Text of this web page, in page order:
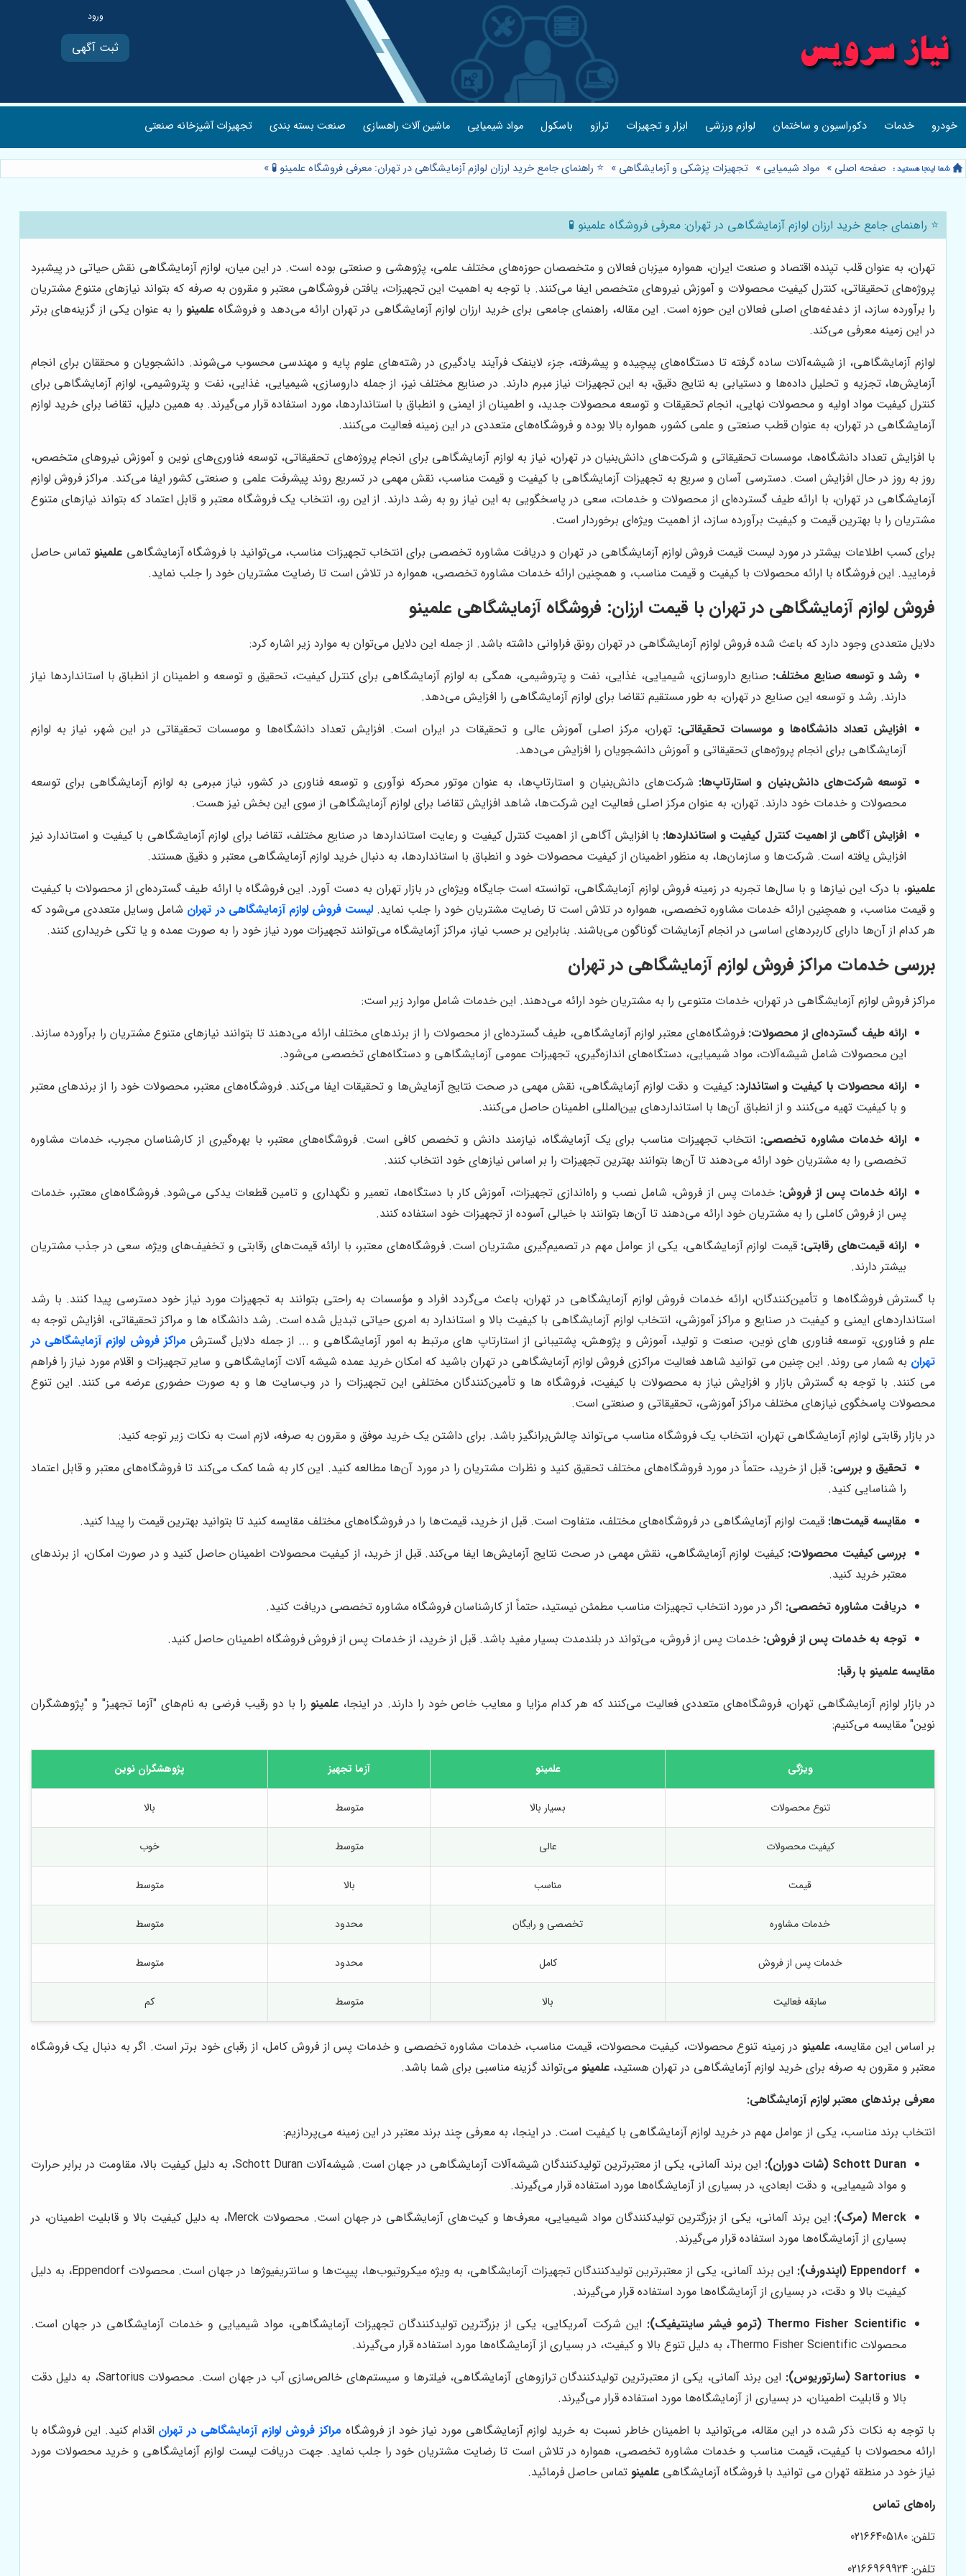
ثبت آگهی
خودرو خدمات دکوراسیون و ساختمان لوازم ورزشی ابزار و تجهیزات ترازو باسکول مواد شیمیایی ماشین آلات راهسازی صنعت بسته بندی تجهیزات آشپزخانه صنعتی
صفحه اصلی » مواد شیمیایی » تجهیزات پزشکی و آزمایشگاهی » ⭐️ راهنمای جامع خرید ارزان لوازم آزمایشگاهی در تهران: معرفی فروشگاه علمینو 🧪 »
⭐️ راهنمای جامع خرید ارزان لوازم آزمایشگاهی در تهران: معرفی فروشگاه علمینو 🧪
تهران، به عنوان قلب تپنده اقتصاد و صنعت ایران، همواره میزبان فعالان و متخصصان حوزه‌های مختلف علمی، پژوهشی و صنعتی بوده است. در این میان، لوازم آزمایشگاهی نقش حیاتی در پیشبرد
پروژه‌های تحقیقاتی، کنترل کیفیت محصولات و آموزش نیروهای متخصص ایفا می‌کنند. با توجه به اهمیت این تجهیزات، یافتن فروشگاهی معتبر و مقرون به صرفه که بتواند نیازهای متنوع مشتریان
را برآورده سازد، از دغدغه‌های اصلی فعالان این حوزه است. این مقاله، راهنمای جامعی برای خرید ارزان لوازم آزمایشگاهی در تهران ارائه می‌دهد و فروشگاه علمینورا به عنوان یکی از گزینه‌های برتر
در این زمینه معرفی می‌کند.
لوازم آزمایشگاهی، از شیشه‌آلات ساده گرفته تا دستگاه‌های پیچیده و پیشرفته، جزء لاینفک فرآیند یادگیری در رشته‌های علوم پایه و مهندسی محسوب می‌شوند. دانشجویان و محققان برای انجام
آزمایش‌ها، تجزیه و تحلیل داده‌ها و دستیابی به نتایج دقیق، به این تجهیزات نیاز مبرم دارند. در صنایع مختلف نیز، از جمله داروسازی، شیمیایی، غذایی، نفت و پتروشیمی، لوازم آزمایشگاهی برای
کنترل کیفیت مواد اولیه و محصولات نهایی، انجام تحقیقات و توسعه محصولات جدید، و اطمینان از ایمنی و انطباق با استانداردها، مورد استفاده قرار می‌گیرند. به همین دلیل، تقاضا برای خرید لوازم
آزمایشگاهی در تهران، به عنوان قطب صنعتی و علمی کشور، همواره بالا بوده و فروشگاه‌های متعددی در این زمینه فعالیت می‌کنند.
با افزایش تعداد دانشگاه‌ها، موسسات تحقیقاتی و شرکت‌های دانش‌بنیان در تهران، نیاز به لوازم آزمایشگاهی برای انجام پروژه‌های تحقیقاتی، توسعه فناوری‌های نوین و آموزش نیروهای متخصص،
روز به روز در حال افزایش است. دسترسی آسان و سریع به تجهیزات آزمایشگاهی با کیفیت و قیمت مناسب، نقش مهمی در تسریع روند پیشرفت علمی و صنعتی کشور ایفا می‌کند. مراکز فروش لوازم
آزمایشگاهی در تهران، با ارائه طیف گسترده‌ای از محصولات و خدمات، سعی در پاسخگویی به این نیاز رو به رشد دارند. از این رو، انتخاب یک فروشگاه معتبر و قابل اعتماد که بتواند نیازهای متنوع
مشتریان را با بهترین قیمت و کیفیت برآورده سازد، از اهمیت ویژه‌ای برخوردار است.
برای کسب اطلاعات بیشتر در مورد لیست قیمت فروش لوازم آزمایشگاهی در تهران و دریافت مشاوره تخصصی برای انتخاب تجهیزات مناسب، می‌توانید با فروشگاه آزمایشگاهی علمینوتماس حاصل
فرمایید. این فروشگاه با ارائه محصولات با کیفیت و قیمت مناسب، و همچنین ارائه خدمات مشاوره تخصصی، همواره در تلاش است تا رضایت مشتریان خود را جلب نماید.
فروش لوازم آزمایشگاهی در تهران با قیمت ارزان: فروشگاه آزمایشگاهی علمینو
دلایل متعددی وجود دارد که باعث شده فروش لوازم آزمایشگاهی در تهران رونق فراوانی داشته باشد. از جمله این دلایل می‌توان به موارد زیر اشاره کرد:
رشد و توسعه صنایع مختلف: صنایع داروسازی، شیمیایی، غذایی، نفت و پتروشیمی، همگی به لوازم آزمایشگاهی برای کنترل کیفیت، تحقیق و توسعه و اطمینان از انطباق با استانداردها نیاز
دارند. رشد و توسعه این صنایع در تهران، به طور مستقیم تقاضا برای لوازم آزمایشگاهی را افزایش می‌دهد.
افزایش تعداد دانشگاه‌ها و موسسات تحقیقاتی: تهران، مرکز اصلی آموزش عالی و تحقیقات در ایران است. افزایش تعداد دانشگاه‌ها و موسسات تحقیقاتی در این شهر، نیاز به لوازم
آزمایشگاهی برای انجام پروژه‌های تحقیقاتی و آموزش دانشجویان را افزایش می‌دهد.
توسعه شرکت‌های دانش‌بنیان و استارتاپ‌ها: شرکت‌های دانش‌بنیان و استارتاپ‌ها، به عنوان موتور محرکه نوآوری و توسعه فناوری در کشور، نیاز مبرمی به لوازم آزمایشگاهی برای توسعه
محصولات و خدمات خود دارند. تهران، به عنوان مرکز اصلی فعالیت این شرکت‌ها، شاهد افزایش تقاضا برای لوازم آزمایشگاهی از سوی این بخش نیز هست.
افزایش آگاهی از اهمیت کنترل کیفیت و استانداردها: با افزایش آگاهی از اهمیت کنترل کیفیت و رعایت استانداردها در صنایع مختلف، تقاضا برای لوازم آزمایشگاهی با کیفیت و استاندارد نیز
افزایش یافته است. شرکت‌ها و سازمان‌ها، به منظور اطمینان از کیفیت محصولات خود و انطباق با استانداردها، به دنبال خرید لوازم آزمایشگاهی معتبر و دقیق هستند.
علمینو، با درک این نیازها و با سال‌ها تجربه در زمینه فروش لوازم آزمایشگاهی، توانسته است جایگاه ویژه‌ای در بازار تهران به دست آورد. این فروشگاه با ارائه طیف گسترده‌ای از محصولات با کیفیت
و قیمت مناسب، و همچنین ارائه خدمات مشاوره تخصصی، همواره در تلاش است تا رضایت مشتریان خود را جلب نماید.لیست فروش لوازم آزمایشگاهی در تهران شامل وسایل متعددی می‌شود که
هر کدام از آن‌ها دارای کاربردهای اساسی در انجام آزمایشات گوناگون می‌باشند. بنابراین بر حسب نیاز، مراکز آزمایشگاه می‌توانند تجهیزات مورد نیاز خود را به صورت عمده و یا تکی خریداری کنند.
بررسی خدمات مراکز فروش لوازم آزمایشگاهی در تهران
مراکز فروش لوازم آزمایشگاهی در تهران، خدمات متنوعی را به مشتریان خود ارائه می‌دهند. این خدمات شامل موارد زیر است:
ارائه طیف گسترده‌ای از محصولات: فروشگاه‌های معتبر لوازم آزمایشگاهی، طیف گسترده‌ای از محصولات را از برندهای مختلف ارائه می‌دهند تا بتوانند نیازهای متنوع مشتریان را برآورده سازند.
این محصولات شامل شیشه‌آلات، مواد شیمیایی، دستگاه‌های اندازه‌گیری، تجهیزات عمومی آزمایشگاهی و دستگاه‌های تخصصی می‌شود.
ارائه محصولات با کیفیت و استاندارد: کیفیت و دقت لوازم آزمایشگاهی، نقش مهمی در صحت نتایج آزمایش‌ها و تحقیقات ایفا می‌کند. فروشگاه‌های معتبر، محصولات خود را از برندهای معتبر
و با کیفیت تهیه می‌کنند و از انطباق آن‌ها با استانداردهای بین‌المللی اطمینان حاصل می‌کنند.
ارائه خدمات مشاوره تخصصی: انتخاب تجهیزات مناسب برای یک آزمایشگاه، نیازمند دانش و تخصص کافی است. فروشگاه‌های معتبر، با بهره‌گیری از کارشناسان مجرب، خدمات مشاوره
تخصصی را به مشتریان خود ارائه می‌دهند تا آن‌ها بتوانند بهترین تجهیزات را بر اساس نیازهای خود انتخاب کنند.
ارائه خدمات پس از فروش: خدمات پس از فروش، شامل نصب و راه‌اندازی تجهیزات، آموزش کار با دستگاه‌ها، تعمیر و نگهداری و تامین قطعات یدکی می‌شود. فروشگاه‌های معتبر، خدمات
پس از فروش کاملی را به مشتریان خود ارائه می‌دهند تا آن‌ها بتوانند با خیالی آسوده از تجهیزات خود استفاده کنند.
ارائه قیمت‌های رقابتی: قیمت لوازم آزمایشگاهی، یکی از عوامل مهم در تصمیم‌گیری مشتریان است. فروشگاه‌های معتبر، با ارائه قیمت‌های رقابتی و تخفیف‌های ویژه، سعی در جذب مشتریان
بیشتر دارند.
با گسترش فروشگاه‌ها و تأمین‌کنندگان، ارائه خدمات فروش لوازم آزمایشگاهی در تهران، باعث می‌گردد افراد و مؤسسات به راحتی بتوانند به تجهیزات مورد نیاز خود دسترسی پیدا کنند. با رشد
استانداردهای ایمنی و کیفیت در صنایع و مراکز آموزشی، انتخاب لوازم آزمایشگاهی با کیفیت بالا و استاندارد به امری حیاتی تبدیل شده است. رشد دانشگاه ها و مراکز تحقیقاتی، افزایش توجه به
علم و فناوری، توسعه فناوری های نوین، صنعت و تولید، آموزش و پژوهش، پشتیبانی از استارتاپ های مرتبط به امور آزمایشگاهی و ... از جمله دلایل گسترش مراکز فروش لوازم آزمایشگاهی در
تهران به شمار می روند. این چنین می توانید شاهد فعالیت مراکزی فروش لوازم آزمایشگاهی در تهران باشید که امکان خرید عمده شیشه آلات آزمایشگاهی و سایر تجهیزات و اقلام مورد نیاز را فراهم
می کنند. با توجه به گسترش بازار و افزایش نیاز به محصولات با کیفیت، فروشگاه ها و تأمین‌کنندگان مختلفی این تجهیزات را در وب‌سایت ها و به صورت حضوری عرضه می کنند. این تنوع
محصولات پاسخگوی نیازهای مختلف مراکز آموزشی، تحقیقاتی و صنعتی است.
در بازار رقابتی لوازم آزمایشگاهی تهران، انتخاب یک فروشگاه مناسب می‌تواند چالش‌برانگیز باشد. برای داشتن یک خرید موفق و مقرون به صرفه، لازم است به نکات زیر توجه کنید:
تحقیق و بررسی: قبل از خرید، حتماً در مورد فروشگاه‌های مختلف تحقیق کنید و نظرات مشتریان را در مورد آن‌ها مطالعه کنید. این کار به شما کمک می‌کند تا فروشگاه‌های معتبر و قابل اعتماد
را شناسایی کنید.
مقایسه قیمت‌ها: قیمت لوازم آزمایشگاهی در فروشگاه‌های مختلف، متفاوت است. قبل از خرید، قیمت‌ها را در فروشگاه‌های مختلف مقایسه کنید تا بتوانید بهترین قیمت را پیدا کنید.
بررسی کیفیت محصولات: کیفیت لوازم آزمایشگاهی، نقش مهمی در صحت نتایج آزمایش‌ها ایفا می‌کند. قبل از خرید، از کیفیت محصولات اطمینان حاصل کنید و در صورت امکان، از برندهای
معتبر خرید کنید.
دریافت مشاوره تخصصی: اگر در مورد انتخاب تجهیزات مناسب مطمئن نیستید، حتماً از کارشناسان فروشگاه مشاوره تخصصی دریافت کنید.
توجه به خدمات پس از فروش: خدمات پس از فروش، می‌تواند در بلندمدت بسیار مفید باشد. قبل از خرید، از خدمات پس از فروش فروشگاه اطمینان حاصل کنید.
مقایسه علمینو با رقبا:
در بازار لوازم آزمایشگاهی تهران، فروشگاه‌های متعددی فعالیت می‌کنند که هر کدام مزایا و معایب خاص خود را دارند. در اینجا،علمینو را با دو رقیب فرضی به نام‌های "آزما تجهیز" و "پژوهشگران
نوین" مقایسه می‌کنیم:
ویژگی علمینو آزما تجهیز پژوهشگران نوین
تنوع محصولات بسیار بالا متوسط بالا
کیفیت محصولات عالی متوسط خوب
قیمت مناسب بالا متوسط
خدمات مشاوره تخصصی و رایگان محدود متوسط
خدمات پس از فروش کامل محدود متوسط
سابقه فعالیت بالا متوسط کم
بر اساس این مقایسه،علمینو در زمینه تنوع محصولات، کیفیت محصولات، قیمت مناسب، خدمات مشاوره تخصصی و خدمات پس از فروش کامل، از رقبای خود برتر است. اگر به دنبال یک فروشگاه
معتبر و مقرون به صرفه برای خرید لوازم آزمایشگاهی در تهران هستید، علمینو می‌تواند گزینه مناسبی برای شما باشد.
معرفی برندهای معتبر لوازم آزمایشگاهی:
انتخاب برند مناسب، یکی از عوامل مهم در خرید لوازم آزمایشگاهی با کیفیت است. در اینجا، به معرفی چند برند معتبر در این زمینه می‌پردازیم:
Schott Duran (شات دوران):
این برند آلمانی، یکی از معتبرترین تولیدکنندگان شیشه‌آلات آزمایشگاهی در جهان است. شیشه‌آلات Schott Duran، به دلیل کیفیت بالا، مقاومت در برابر حرارت
و مواد شیمیایی، و دقت ابعادی، در بسیاری از آزمایشگاه‌ها مورد استفاده قرار می‌گیرند.
Merck (مرک):
این برند آلمانی، یکی از بزرگترین تولیدکنندگان مواد شیمیایی، معرف‌ها و کیت‌های آزمایشگاهی در جهان است. محصولات Merck، به دلیل کیفیت بالا و قابلیت اطمینان، در
بسیاری از آزمایشگاه‌ها مورد استفاده قرار می‌گیرند.
Eppendorf (اپندورف):
این برند آلمانی، یکی از معتبرترین تولیدکنندگان تجهیزات آزمایشگاهی، به ویژه میکروتیوب‌ها، پیپت‌ها و سانتریفیوژها در جهان است. محصولات Eppendorf، به دلیل
کیفیت بالا و دقت، در بسیاری از آزمایشگاه‌ها مورد استفاده قرار می‌گیرند.
Thermo Fisher Scientific (ترمو فیشر ساینتیفیک):
این شرکت آمریکایی، یکی از بزرگترین تولیدکنندگان تجهیزات آزمایشگاهی، مواد شیمیایی و خدمات آزمایشگاهی در جهان است.
محصولات Thermo Fisher Scientific، به دلیل تنوع بالا و کیفیت، در بسیاری از آزمایشگاه‌ها مورد استفاده قرار می‌گیرند.
Sartorius (سارتوریوس):
این برند آلمانی، یکی از معتبرترین تولیدکنندگان ترازوهای آزمایشگاهی، فیلترها و سیستم‌های خالص‌سازی آب در جهان است. محصولات Sartorius، به دلیل دقت
بالا و قابلیت اطمینان، در بسیاری از آزمایشگاه‌ها مورد استفاده قرار می‌گیرند.
با توجه به نکات ذکر شده در این مقاله، می‌توانید با اطمینان خاطر نسبت به خرید لوازم آزمایشگاهی مورد نیاز خود از فروشگاه مراکز فروش لوازم آزمایشگاهی در تهران اقدام کنید. این فروشگاه با
ارائه محصولات با کیفیت، قیمت مناسب و خدمات مشاوره تخصصی، همواره در تلاش است تا رضایت مشتریان خود را جلب نماید. جهت دریافت لیست لوازم آزمایشگاهی و خرید محصولات مورد
نیاز خود در منطقه تهران می توانید با فروشگاه آزمایشگاهی علمینو تماس حاصل فرمائید.
راه‌های تماس
تلفن: 02166405180
تلفن: 02166969924